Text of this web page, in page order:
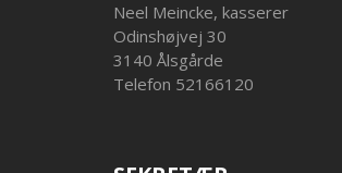
Neel Meincke, kasserer
Odinshøjvej 30
3140 Ålsgårde
Telefon 52166120